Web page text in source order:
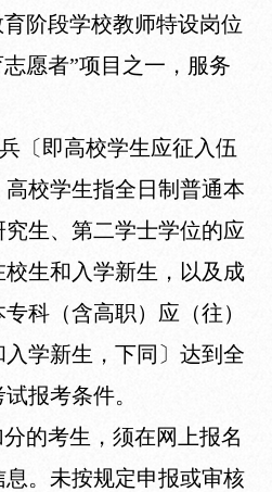
阶段学校教师特设岗位
愿者”项目之一，服务
〔即高校学生应征入伍
校学生指全日制普通本
生、第二学士学位的应
校生和入学新生，以及成
科（含高职）应（往）
学新生，下同〕达到全
报考条件。
的考生，须在网上报名
。未按规定申报或审核